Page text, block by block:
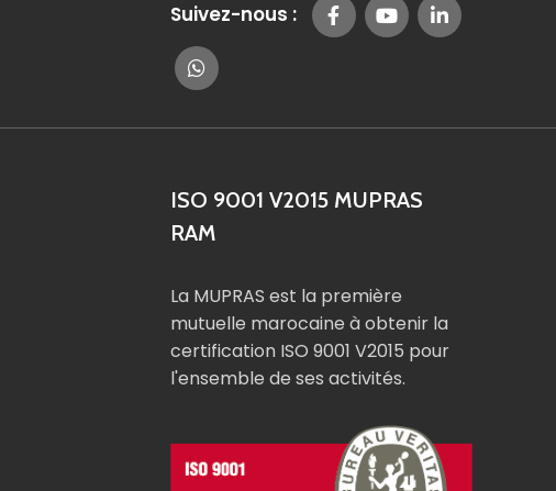
Suivez-nous :
ISO 9001 V2015 MUPRAS
RAM
La MUPRAS est la première
mutuelle marocaine à obtenir la
certification ISO 9001 V2015 pour
l'ensemble de ses activités.